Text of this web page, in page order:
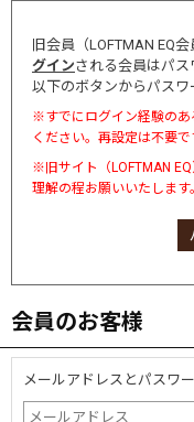
旧会員（LOFTMAN EQ
グインされる会員はパス
以下のボタンからパスワ
※すでにログイン経験のあ
ください。再設定は不要で
※旧サイト（LOFTMAN
理解の程お願いいたします。
会員のお客様
メールアドレスとパスワ